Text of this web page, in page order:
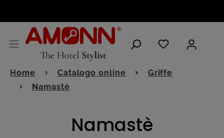
Home Catalogo online
Griffe
Namastè
Namastè